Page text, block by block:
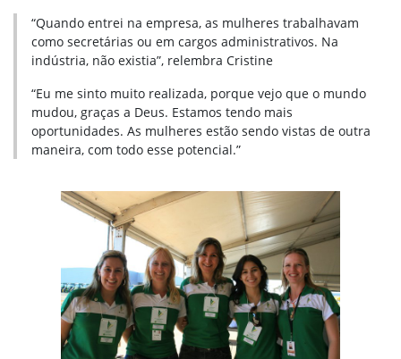
“Quando entrei na empresa, as mulheres trabalhavam
como secretárias ou em cargos administrativos. Na
indústria, não existia”, relembra Cristine
“Eu me sinto muito realizada, porque vejo que o mundo
mudou, graças a Deus. Estamos tendo mais
oportunidades. As mulheres estão sendo vistas de outra
maneira, com todo esse potencial.”